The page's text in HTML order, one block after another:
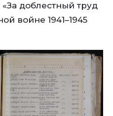
доблестный труд
войне 1941–1945